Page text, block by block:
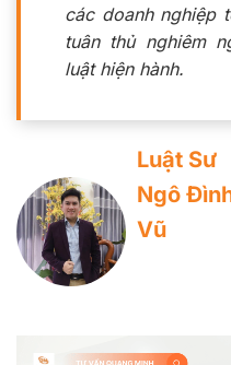
các doanh nghiệp
tuân thủ nghiêm
luật hiện hành.
Luật Sư
Ngô
Vũ